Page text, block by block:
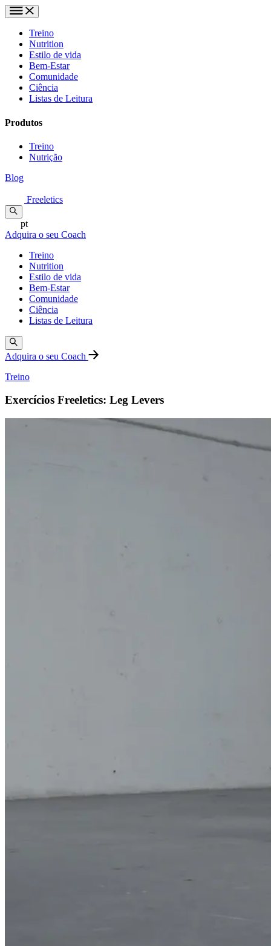
Treino
Nutrition
Estilo de vida
Bem-Estar
Comunidade
Ciência
Listas de Leitura
Produtos
Treino
Nutrição
Blog
Freeletics
pt
Adquira o seu Coach
Treino
Nutrition
Estilo de vida
Bem-Estar
Comunidade
Ciência
Listas de Leitura
Adquira o seu Coach
Treino
Exercícios Freeletics: Leg Levers